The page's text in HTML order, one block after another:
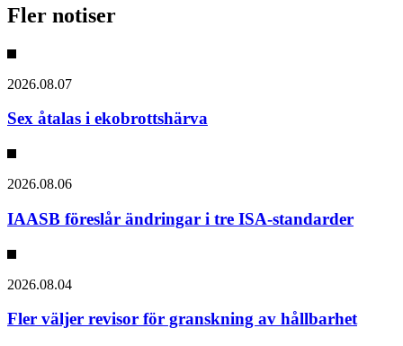
Fler notiser
2026.08.07
Sex åtalas i ekobrottshärva
2026.08.06
IAASB föreslår ändringar i tre ISA-standarder
2026.08.04
Fler väljer revisor för granskning av hållbarhet